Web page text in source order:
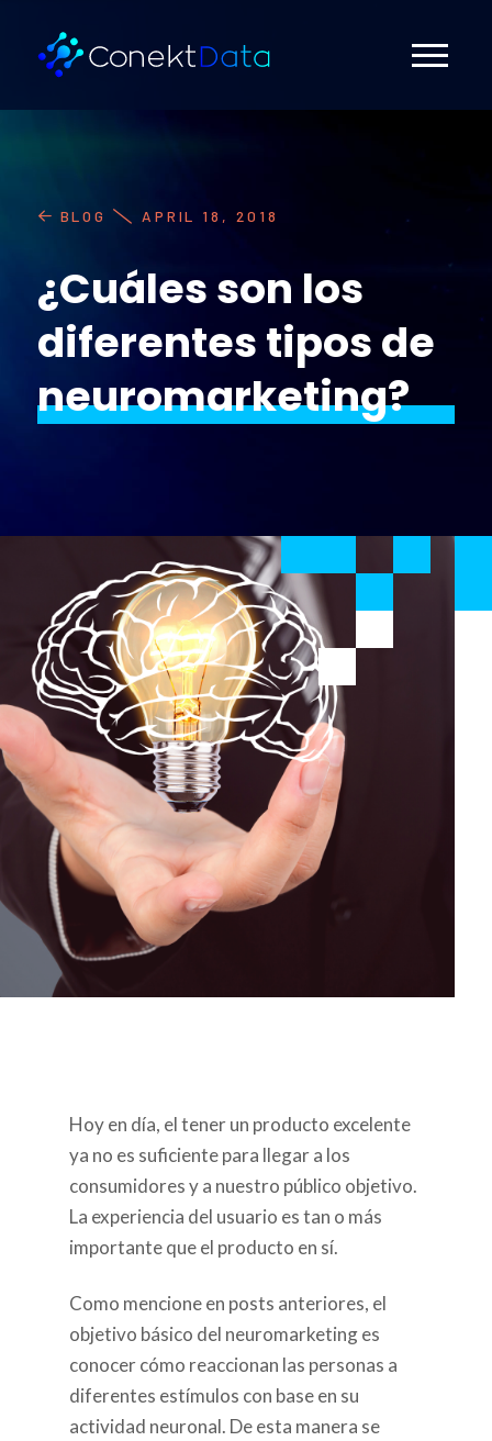
BLOG APRIL 18, 2018
¿Cuáles son los
diferentes tipos de
neuromarketing?
Hoy en día, el tener un producto excelente
ya no es suficiente para llegar a los
consumidores y a nuestro público objetivo.
La experiencia del usuario es tan o más
importante que el producto en sí.
Como mencione en posts anteriores, el
objetivo básico del neuromarketing es
conocer cómo reaccionan las personas a
diferentes estímulos con base en su
actividad neuronal. De esta manera se